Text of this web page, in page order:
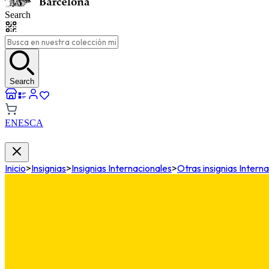
Search
Search
ENESCA
Inicio>Insignias>Insignias Internacionales>Otras insignias